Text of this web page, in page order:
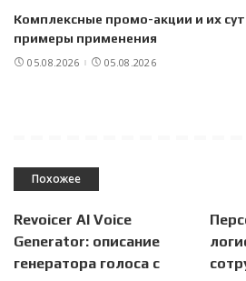
Комплексные промо-акции и их
примеры применения
05.08.2026 05.08.2026
Похожее
Revoicer AI Voice
Generator: описание
генератора голоса с